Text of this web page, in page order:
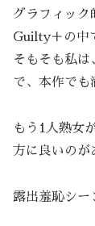
グラフィック
Guilty＋の中
そもそも私
で、本作でも
もう1人熟女
方に良いのが
露出羞恥シー